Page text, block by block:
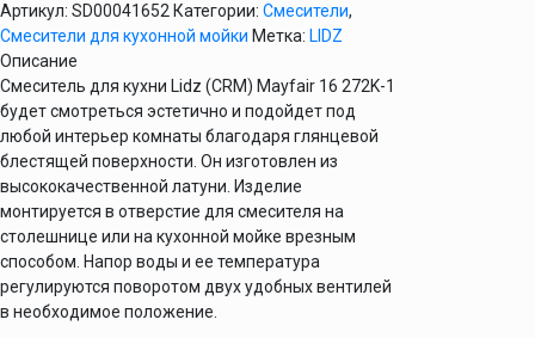
16
272K-
1
Артикул: SD00041652 Категории: Смесители,
Смесители для кухонной мойки Метка: LIDZ
Описание
Смеситель для кухни Lidz (CRM) Mayfair 16 272K-1
будет смотреться эстетично и подойдет под
любой интерьер комнаты благодаря глянцевой
блестящей поверхности. Он изготовлен из
высококачественной латуни. Изделие
монтируется в отверстие для смесителя на
столешнице или на кухонной мойке врезным
способом. Напор воды и ее температура
регулируются поворотом двух удобных вентилей
в необходимое положение.